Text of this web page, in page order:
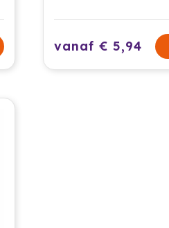
vanaf € 5,94